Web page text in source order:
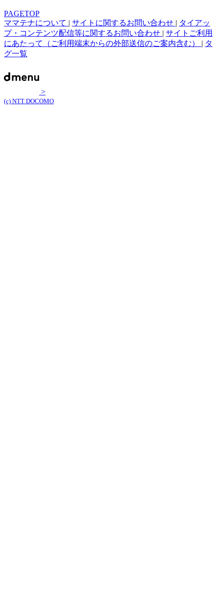
PAGETOP
ママテナについて | サイトに関するお問い合わせ | タイアッ
プ・コンテンツ配信等に関するお問い合わせ | サイトご利用
にあたって（ご利用端末からの外部送信のご案内含む） | タ
グ一覧
>
(c) NTT DOCOMO